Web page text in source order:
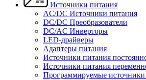
Источники питания
AC/DC Источники питания
DC/DC Преобразователи
DC/AC Инверторы
LED-драйверы
Адаптеры питания
Источники питания
Источники питания
Программируемые источники